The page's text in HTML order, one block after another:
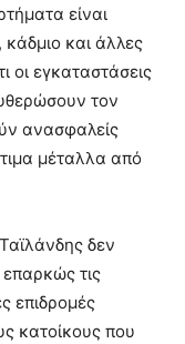
είναι
και άλλες
οι εγκαταστάσεις
τον
ανασφαλείς
μέταλλα από
δεν
τις
επιδρομές
κατοίκους που